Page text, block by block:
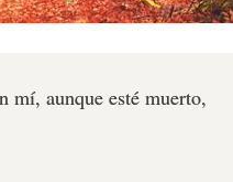
mí, aunque esté muerto,